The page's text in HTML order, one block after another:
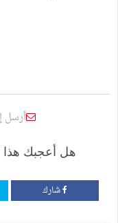
أرسل
هل أعجبك هذا
شارك